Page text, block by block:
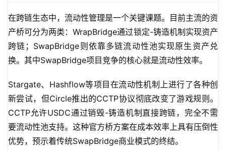
在跨链生态中，流动性管理是一个关键课题。目前主流的资
产桥可分为两类：WrapBridge通过锁定-铸造机制实现资产
跨链；SwapBridge则依靠多链流动性池实现原生资产兑
换。其中SwapBridge项目竞争的核心就是流动性效率。
Stargate、Hashflow等项目在流动性机制上进行了各种创
新尝试，但Circle推出的CCTP协议彻底改变了游戏规则。
CCTP允许USDC通过销毁-铸造机制直接跨链，完全不需
要流动性池支持。这种官方桥方案在成本效率上具有压倒性
优势，预示着传统SwapBridge商业模式的终结。